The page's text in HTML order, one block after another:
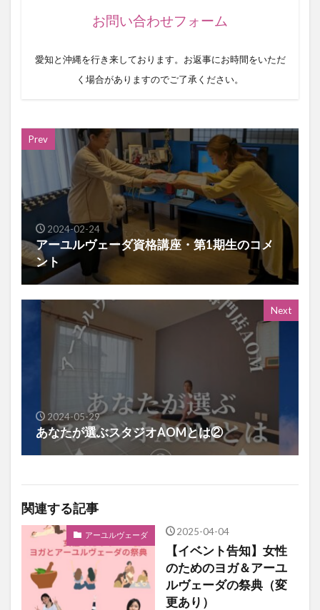
お問い合わせフォーム
愛知と沖縄を行き来しております。お返事にお時間をいただ
く場合がありますのでご了承ください。
Prev
2024-02-24
アーユルヴェーダ資格講座・第1期生のコメ
ント
Next
2024-05-29
あなたが選ぶスタジオAOMとは②
関連する記事
アーユルヴェーダ 2025-04-04
【イベント告知】女性
のためのヨガ＆アーユ
ルヴェーダの祭典（変
更あり）